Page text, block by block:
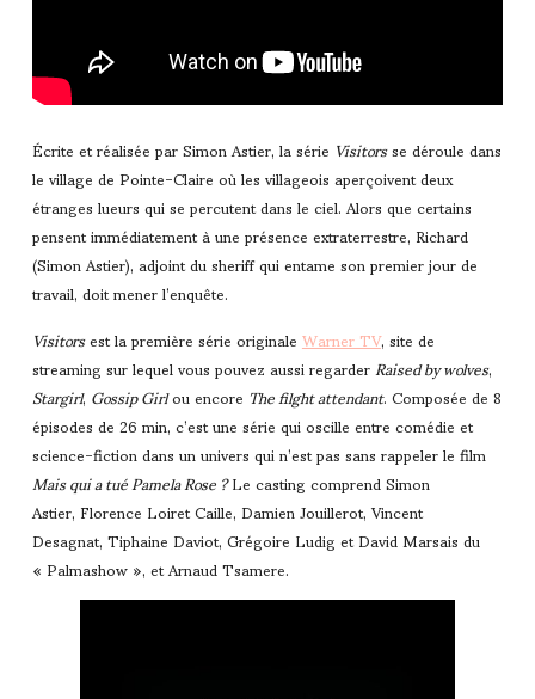
Écrite et réalisée par Simon Astier, la sérieVisitorsse déroule dans
le village de Pointe-Claire où les villageois aperçoivent deux
étranges lueurs qui se percutent dans le ciel. Alors que certains
pensent immédiatement à une présence extraterrestre, Richard
(Simon Astier), adjoint du sheriff qui entame son premier jour de
travail, doit mener l’enquête.
Visitorsest la première série originaleWarner TV, site de
streaming sur lequel vous pouvez aussi regarderRaised by wolves,
Stargirl,Gossip Girlou encoreThe filght attendant. Composée de 8
épisodes de 26 min, c’est une série qui oscille entre comédie et
science-fiction dans un univers qui n’est pas sans rappeler le film
Mais qui a tué Pamela Rose ?Le casting comprend Simon
Astier, Florence Loiret Caille, Damien Jouillerot, Vincent
Desagnat, Tiphaine Daviot, Grégoire Ludig et David Marsais du
« Palmashow », et Arnaud Tsamere.